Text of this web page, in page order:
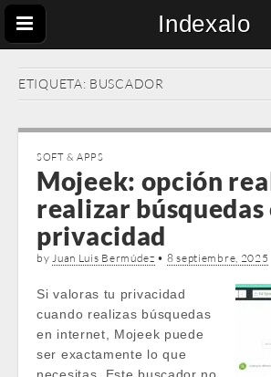
Indexalo
ETIQUETA: BUSCADOR
SOFT & APPS
Mojeek: opción
realizar búsquedas
privacidad
byJuan Luis Bermúdez • 8 septiembre, 2025
Si valoras tu privacidad
cuando realizas búsquedas
en internet, Mojeek puede
ser exactamente lo que